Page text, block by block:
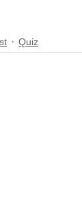
Quiz